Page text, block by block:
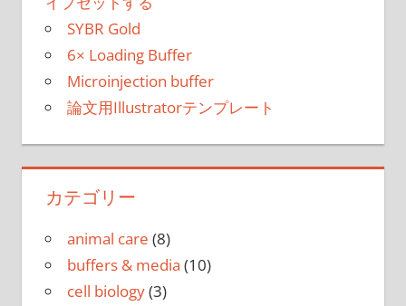
SYBR Gold
6× Loading Buffer
Microinjection buffer
論文用Illustratorテンプレート
カテゴリー
animal care (8)
buffers & media (10)
cell biology(3)